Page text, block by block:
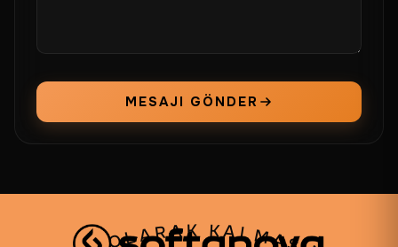
MESAJI GÖNDER